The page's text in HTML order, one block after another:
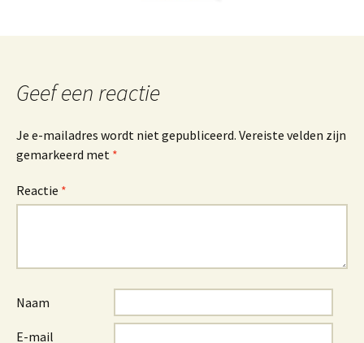
Geef een reactie
Je e-mailadres wordt niet gepubliceerd. Vereiste velden zijn
gemarkeerd met *
Reactie *
Naam
E-mail